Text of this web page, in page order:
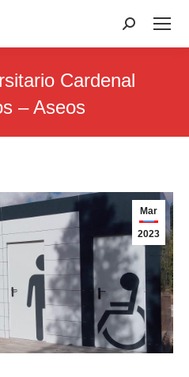
Search:
Cardenal
– Aseos
Mar
2023